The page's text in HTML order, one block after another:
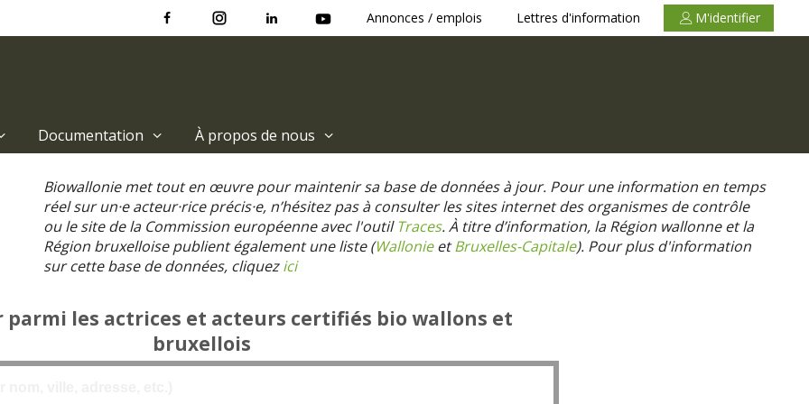
Annonces / emplois Lettres d'information M'identifier
Documentation À propos de nous
Biowallonie met tout en œuvre pour maintenir sa base de données à jour. Pour une information en temps
réel sur un·e acteur·rice précis·e, n’hésitez pas à consulter les sites internet des organismes de contrôle
ou le site de la Commission européenne avec l'outilTraces. À titre d’information, la Région wallonne et la
Région bruxelloise publient également une liste (WallonieetBruxelles-Capitale). Pour plus d'information
sur cette base de données, cliquezici
parmi les actrices et acteurs certifiés bio wallons et
bruxellois